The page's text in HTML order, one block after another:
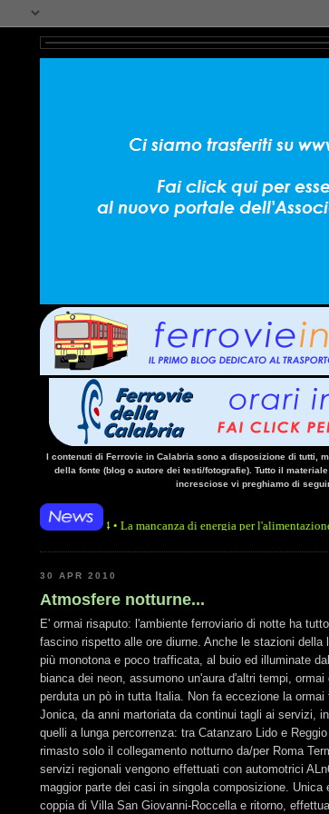
I contenuti di Ferrovie in Calabria sono a disposizione di tutti,
della fonte (blog o autore dei testi/fotografie). Tutto il
incresciose vi preghiamo di
• 14/10/14 • La mancanza di energia per l'alimentazione
30 APR 2010
Atmosfere notturne...
E' ormai risaputo: l'ambiente ferroviario di notte ha
fascino rispetto alle ore diurne. Anche le stazioni della
più monotona e poco trafficata, al buio ed illuminate
bianca dei neon, assumono un'aura d'altri tempi,
perduta un pò in tutta Italia. Non fa eccezione la ormai
Jonica, da anni martoriata da continui tagli ai servizi,
quelli a lunga percorrenza: tra Catanzaro Lido e
rimasto solo il collegamento notturno da/per Roma
servizi regionali vengono effettuati con automotrici
maggior parte dei casi in singola composizione. Unica
coppia di Villa San Giovanni-Roccella e ritorno,